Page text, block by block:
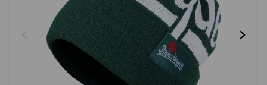
PRIHLÁSIŤ SA
Zabudnuté heslo Nová registrácia